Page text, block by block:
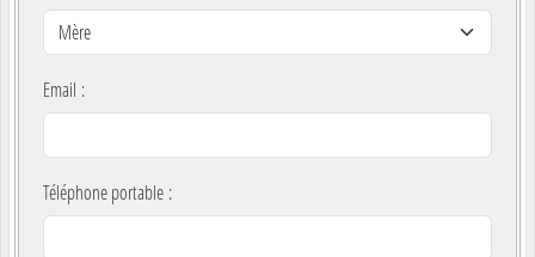
Email :
Téléphone portable :